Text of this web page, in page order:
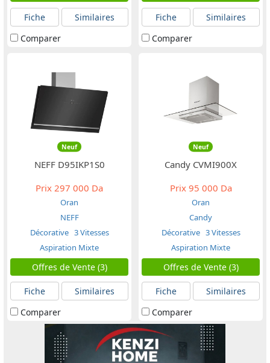
Fiche
Similaires
Comparer
Fiche
Similaires
Comparer
Neuf
NEFF D95IKP1S0
Prix 297 000 Da
Oran
NEFF
Décorative 3 Vitesses
Aspiration Mixte
Offres de Vente (3)
Fiche
Similaires
Comparer
Neuf
Candy CVMI900X
Prix95 000 Da
Oran
Candy
Décorative 3 Vitesses
Aspiration Mixte
Offres de Vente (3)
Fiche
Similaires
Comparer